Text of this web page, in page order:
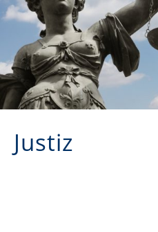
Justiz